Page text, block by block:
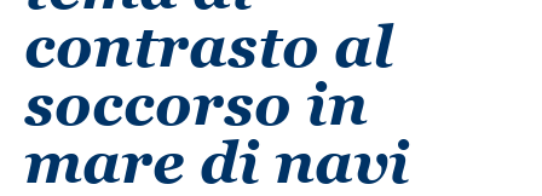
contrasto al
soccorso in
mare di navi